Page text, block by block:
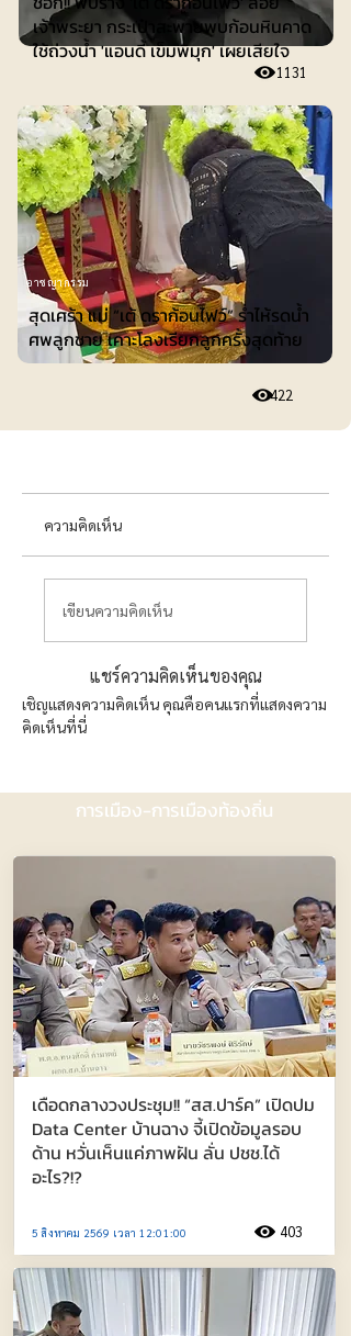
เจ้าพระยา กระเป๋าสะพายพบก้อนหินคาด
ใช้ถ่วงน้ำ 'แอนดี้ เข็มพิมุก' เผยเสียใจ
1131
อาชญากรรม
สุดเศร้า แม่ “เต้ ดราก้อนไฟว์” ร่ำไห้รดน้ำ
ศพลูกชาย เคาะโลงเรียกลูกครั้งสุดท้าย
422
ความคิดเห็น
เขียนความคิดเห็น
แชร์ความคิดเห็นของคุณ
เชิญแสดงความคิดเห็น คุณคือคนแรกที่แสดงความ
คิดเห็นที่นี่
การเมือง-การเมืองท้องถิ่น
เดือดกลางวงประชุม!! “สส.ปาร์ค” เปิดปม
Data Center บ้านฉาง จี้เปิดข้อมูลรอบ
ด้าน หวั่นเห็นแค่ภาพฝัน ลั่น ปชช.ได้
อะไร?!?
5 สิงหาคม 2569 เวลา 12:01:00 403